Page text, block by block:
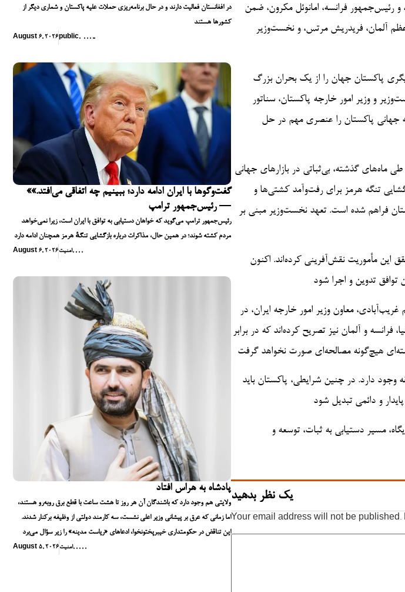
در افغانستان فعالیت دارند و در حال برنامه‌ریزی حملات علیه پاکستان و شماری دیگر از
کشورها هستند
August 6, 2026 public, ,,,,,
«گفت‌وگوها با ایران ادامه دارد؛ ببینیم چه اتفاقی می‌افتد.»
— رئیس‌جمهور ترامپ
رئیس‌جمهور ترامپ می‌گوید که خواهان دستیابی به توافق با ایران است، زیرا نمی‌خواهد
مردم کشته شوند؛ در همین حال، مذاکرات درباره بازگشایی تنگهٔ هرمز همچنان ادامه دارد
August 6, 2026امنیت, , , ,
پادشاه به هراس افتاد
ولایتی هم وجود دارد که باشندگان آن هر روز تا هشت ساعت با قطع برق روبه‌رو هستند،
اما زمانی که عرق بر پیشانی وزیر اعلی نشست، سه کارمند دولتی از وظیفه برکنار شدند.
این تناقض در حکومتداری خیبرپختونخوا، ادعاهای «ریاست مدینه» را زیر سؤال می‌برد
August 5, 2026امنیت, , , , ,
و رئیس‌جمهور فرانسه، امانوئل مکرون، ضمن
آلمان، فریدریش مرتس، و نخست‌وزیر
پاکستان جهان را از یک بحران بزرگ
و وزیر امور خارجه پاکستان، سناتور
جهانی پاکستان را عنصری مهم در حل
ماه‌های گذشته، بی‌ثباتی در بازارهای جهانی
تنگه هرمز برای رفت‌وآمد کشتی‌ها و
فراهم شده است. تعهد نخست‌وزیر مبنی بر
این مأموریت نقش‌آفرینی کرده‌اند. اکنون
توافق تدوین و اجرا شود
معاون وزیر امور خارجه ایران، در
فرانسه و آلمان نیز تصریح کرده‌اند که در برابر
هیچ‌گونه مصالحه‌ای صورت نخواهد گرفت
دارد. در چنین شرایطی، پاکستان باید
و دائمی تبدیل شود
مسیر دستیابی به ثبات، توسعه و
یک نظر بدهید
Your email address will not be published.